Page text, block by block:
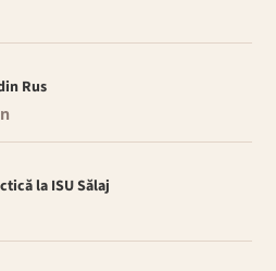
Rus
la ISU Sălaj